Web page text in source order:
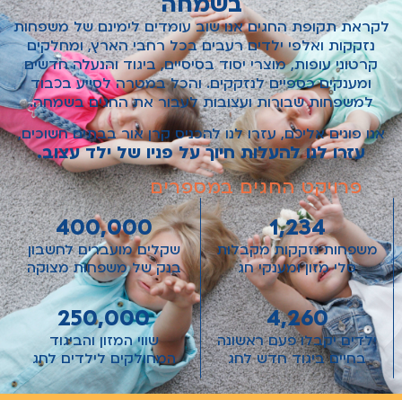
לקראת תקופת החגים אנו שוב עומדים לימינם של משפחות
נזקקות ואלפי ילדים רעבים בכל רחבי הארץ, ומחלקים
קרטוני עופות, מוצרי יסוד בסיסיים, ביגוד והנעלה חדשים
ומענקים כספיים לנזקקים.והכל במטרה לסייע בכבוד
למשפחות שבורות ועצובות לעבור את החגים בשמחה.
אנו פונים אליכם, עזרו לנו להכניס קרן אור בבתים חשוכים,
עזרו לנו להעלות חיוך על פניו של ילד עצוב.
פרויקט החגים במספרים
1,234
משפחות נזקקות מקבלות
סלי מזון ומענקי חג
400,000
שקלים מועברים לחשבון
בנק של משפחות מצוקה
4,260
ילדים יקבלו פעם ראשונה
בחיים ביגוד חדש לחג
250,000
שווי המזון והביגוד
המחולקים לילדים לחג